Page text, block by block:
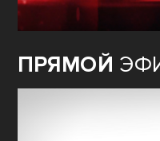
ПРЯМОЙ